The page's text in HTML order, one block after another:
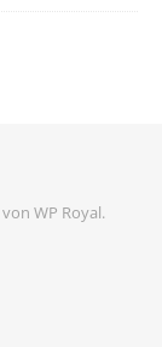
WP Royal.